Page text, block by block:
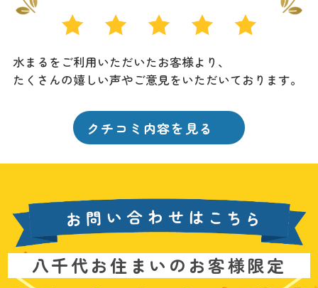
水まるをご利用いただいたお客様より、
たくさんの嬉しい声やご意見をいただいております。
クチコミ内容を見る
八千代お住まいのお客様限定